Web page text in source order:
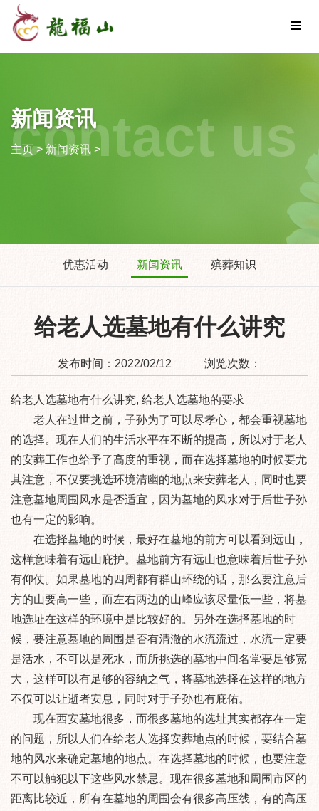
contact us
新闻资讯
主页> 新闻资讯 >
优惠活动 新闻资讯 殡葬知识
给老人选墓地有什么讲究
发布时间： 2022/02/12 浏览次数：
给老人选墓地有什么讲究, 给老人选墓地的要求
老人在过世之前，子孙为了可以尽孝心，都会重视墓地
的选择。现在人们的生活水平在不断的提高，所以对于老人
的安葬工作也给予了高度的重视，而在选择墓地的时候要尤
其注意，不仅要挑选环境清幽的地点来安葬老人，同时也要
注意墓地周围风水是否适宜，因为墓地的风水对于后世子孙
也有一定的影响。
在选择墓地的时候，最好在墓地的前方可以看到远山，
这样意味着有远山庇护。墓地前方有远山也意味着后世子孙
有仰仗。如果墓地的四周都有群山环绕的话，那么要注意后
方的山要高一些，而左右两边的山峰应该尽量低一些，将墓
地选址在这样的环境中是比较好的。另外在选择墓地的时
候，要注意墓地的周围是否有清澈的水流流过，水流一定要
是活水，不可以是死水，而所挑选的墓地中间名堂要足够宽
大，这样可以有足够的容纳之气，将墓地选择在这样的地方
不仅可以让逝者安息，同时对于子孙也有庇佑。
现在西安墓地很多，而很多墓地的选址其实都存在一定
的问题，所以人们在给老人选择安葬地点的时候，要结合墓
地的风水来确定墓地的地点。在选择墓地的时候，也要注意
不可以触犯以下这些风水禁忌。现在很多墓地和周围市区的
距离比较近，所有在墓地的周围会有很多高压线，有的高压